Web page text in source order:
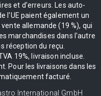
et d'erreurs. Les auto-
l'UE paient également un
allemande (19 %), qui
marchandises dans l'autre
réception du reçu.
19%, livraison incluse.
Pour les livraisons dans les
facturé.
International GmbH